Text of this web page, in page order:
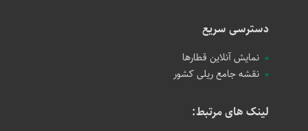
دسترسی سریع
نمایش آنلاین قطارها
نقشه جامع ریلی کشور
لینک های مرتبط: